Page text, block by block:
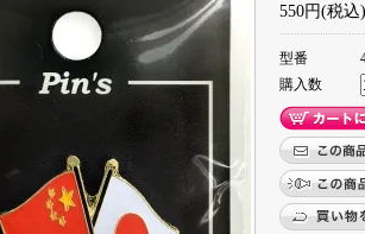
550円(税込)
型番
購入数